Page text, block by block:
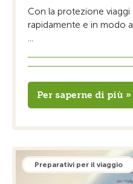
Con la protezione viaggi
rapidamente e in modo
...
Per saperne di più »
Preparativi per il viaggio